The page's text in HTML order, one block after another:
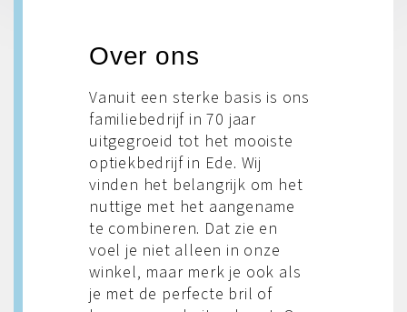
Over ons
Vanuit een sterke basis is ons
familiebedrijf in 70 jaar
uitgegroeid tot het mooiste
optiekbedrijf in Ede. Wij
vinden het belangrijk om het
nuttige met het aangename
te combineren. Dat zie en
voel je niet alleen in onze
winkel, maar merk je ook als
je met de perfecte bril of